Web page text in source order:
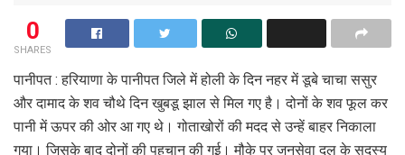
0
SHARES
पानीपत : हरियाणा के पानीपत जिले में होली के दिन नहर में डूबे चाचा ससुर
और दामाद के शव चौथे दिन खुबडू झाल से मिल गए है। दोनों के शव फूल कर
पानी में ऊपर की ओर आ गए थे। गोताखोरों की मदद से उन्हें बाहर निकाला
गया। जिसके बाद दोनों की पहचान की गई। मौके पर जनसेवा दल के सदस्य